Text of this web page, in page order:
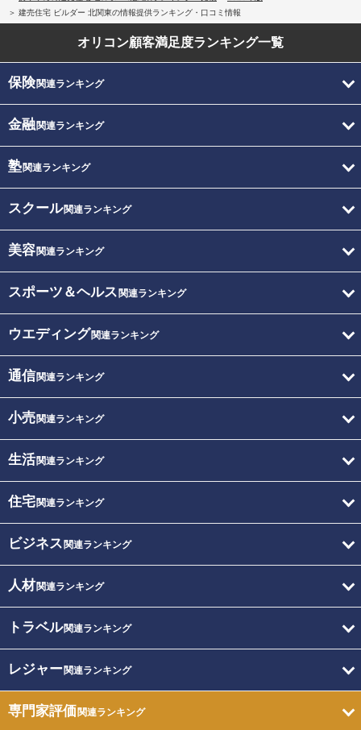
建売住宅 ビルダー 北関東の情報提供ランキング・口コミ情報
オリコン顧客満足度ランキング一覧
保険関連ランキング
金融関連ランキング
塾関連ランキング
スクール関連ランキング
美容関連ランキング
スポーツ＆ヘルス 関連ランキング
ウエディング関連ランキング
通信関連ランキング
小売関連ランキング
生活関連ランキング
住宅関連ランキング
ビジネス 関連ランキング
人材関連ランキング
トラベル関連ランキング
レジャー関連ランキング
専門家評価関連ランキング